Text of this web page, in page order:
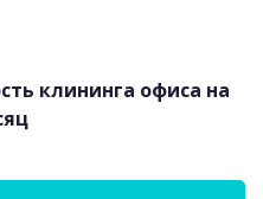
клининга офиса на